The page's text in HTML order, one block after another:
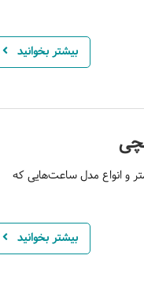
بیشتر بخوانید
و انواع مدل ساعت‌هایی که
بیشتر بخوانید